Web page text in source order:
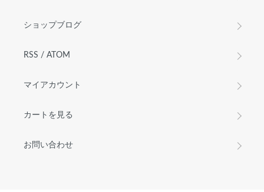
ショップブログ
RSS / ATOM
マイアカウント
カートを見る
お問い合わせ